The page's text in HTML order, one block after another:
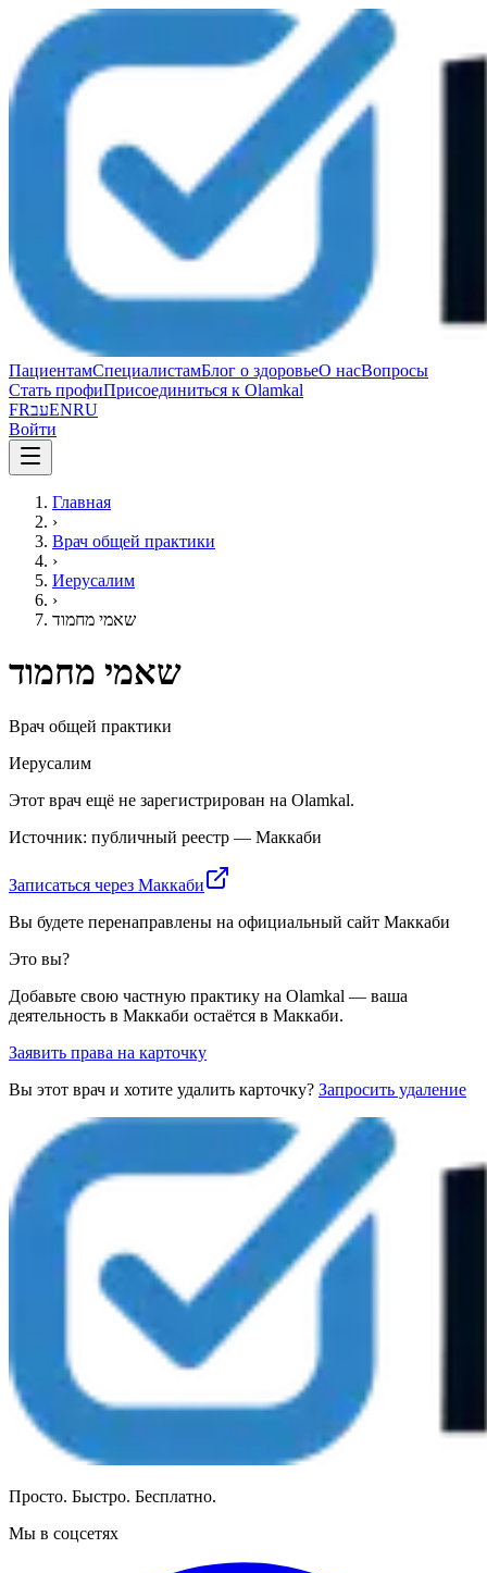
ПациентамСпециалистамБлог о здоровьеО насВопросы
Стать профиПрисоединиться к Olamkal
FRעבENRU
Войти
Главная
›
Врач общей практики
›
Иерусалим
›
שאמי מחמוד
שאמי מחמוד
Врач общей практики
Иерусалим
Этот врач ещё не зарегистрирован на Olamkal.
Источник: публичный реестр — Маккаби
Записаться через Маккаби
Вы будете перенаправлены на официальный сайт Маккаби
Это вы?
Добавьте свою частную практику на Olamkal — ваша
деятельность в Маккаби остаётся в Маккаби.
Заявить права на карточку
Вы этот врач и хотите удалить карточку? Запросить удаление
Просто. Быстро. Бесплатно.
Мы в соцсетях